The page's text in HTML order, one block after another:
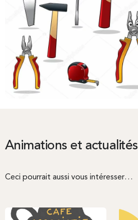
Animations et actualités
Ceci pourrait aussi vous intéresser…